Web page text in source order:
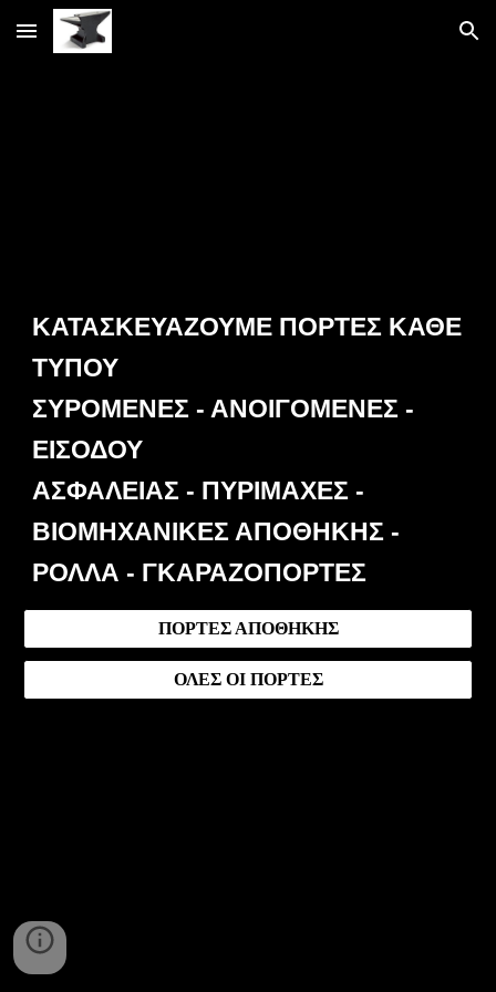
Skip to main content Skip to navigation
ΚΑΤΑΣΚΕΥΑΖΟΥΜΕ ΠΟΡΤΕΣ ΚΑΘΕ
ΤΥΠΟΥ
ΣΥΡΟΜΕΝΕΣ - ΑΝΟΙΓΟΜΕΝΕΣ -
ΕΙΣΟΔΟΥ
ΑΣΦΑΛΕΙΑΣ - ΠΥΡΙΜΑΧΕΣ -
ΒΙΟΜΗΧΑΝΙΚΕΣ ΑΠΟΘΗΚΗΣ -
ΡΟΛΛΑ - ΓΚΑΡΑΖΟΠΟΡΤΕΣ
ΠΟΡΤΕΣ ΑΠΟΘΗΚΗΣ
ΟΛΕΣ ΟΙ ΠΟΡΤΕΣ